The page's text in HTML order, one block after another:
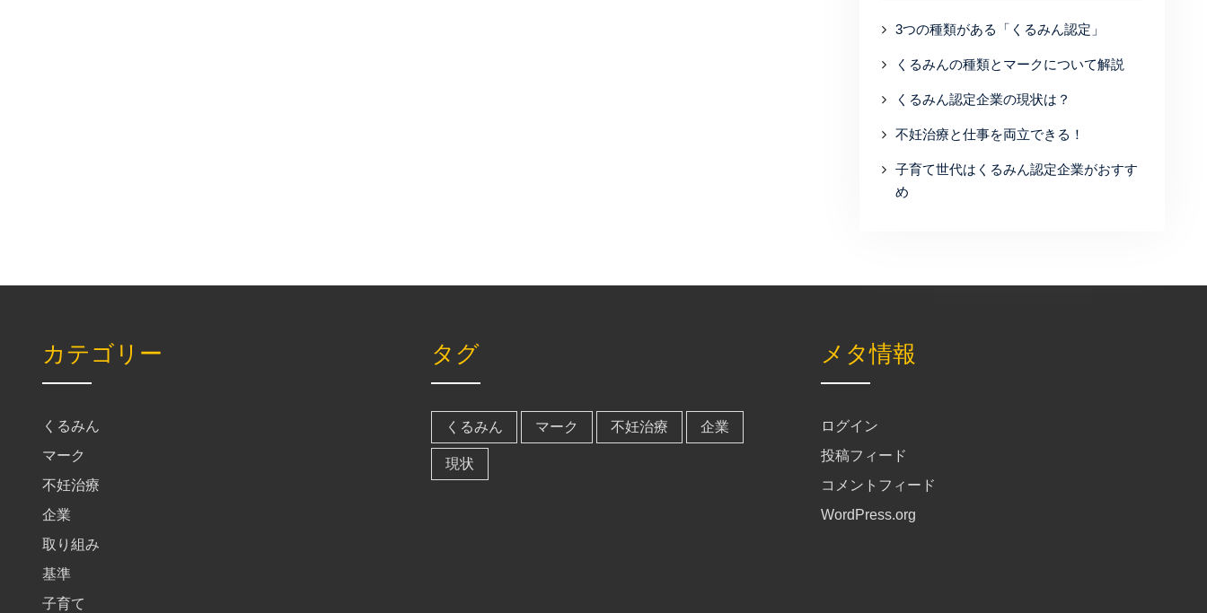
3つの種類がある「くるみん認定」
くるみんの種類とマークについて解説
くるみん認定企業の現状は？
不妊治療と仕事を両立できる！
子育て世代はくるみん認定企業がおすす
め
カテゴリー
くるみん
マーク
不妊治療
企業
取り組み
基準
子育て
タグ
くるみん マーク 不妊治療 企業
現状
メタ情報
ログイン
投稿フィード
コメントフィード
WordPress.org